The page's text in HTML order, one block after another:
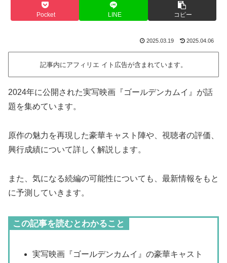
Pocket LINE コピー
2025.03.19 2025.04.06
記事内にアフィリエ イト広告が含まれています。
2024年に公開された実写映画『ゴールデンカムイ』が話
題を集めています。
原作の魅力を再現した豪華キャスト陣や、視聴者の評価、
興行成績について詳しく解説します。
また、気になる続編の可能性についても、最新情報をもと
に予測していきます。
この記事を読むとわかること
実写映画『ゴールデンカムイ』の豪華キャスト